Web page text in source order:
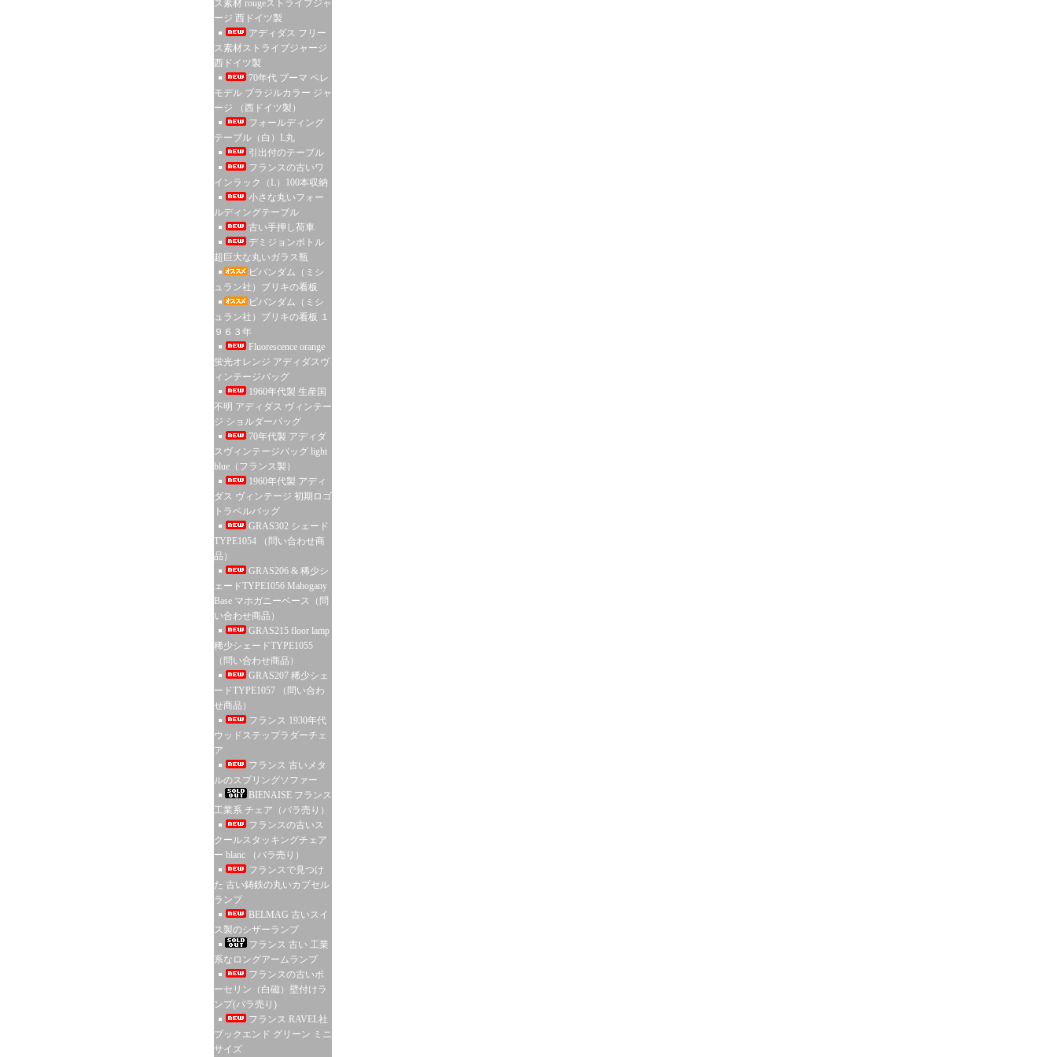
ス素材 rougeストライプジャ
ージ 西ドイツ製
アディダス フリー
ス素材ストライプジャージ
西ドイツ製
70年代 プーマ ペレ
モデル ブラジルカラー ジャ
ージ （西ドイツ製）
フォールディング
テーブル（白）L丸
引出付のテーブル
フランスの古いワ
インラック（L）100本収納
小さな丸いフォー
ルディングテーブル
古い手押し荷車
デミジョンボトル
超巨大な丸いガラス瓶
ビバンダム（ミシ
ュラン社）ブリキの看板
ビバンダム（ミシ
ュラン社）ブリキの看板 １
９６３年
Fluorescence orange
蛍光オレンジ アディダスヴ
ィンテージバッグ
1960年代製 生産国
不明 アディダス ヴィンテー
ジ ショルダーバッグ
70年代製 アディダ
スヴィンテージバッグ light
blue（フランス製）
1960年代製 アディ
ダス ヴィンテージ 初期ロゴ
トラベルバッグ
GRAS302 シェード
TYPE1054 （問い合わせ商
品）
GRAS206 & 稀少シ
ェードTYPE1056 Mahogany
Base マホガニーベース（問
い合わせ商品）
GRAS215 floor lamp
稀少シェードTYPE1055
（問い合わせ商品）
GRAS207 稀少シェ
ードTYPE1057 （問い合わ
せ商品）
フランス 1930年代
ウッドステップラダーチェ
ア
フランス 古いメタ
ルのスプリングソファー
BIENAISE フランス
工業系 チェア（バラ売り）
フランスの古いス
クールスタッキングチェア
ー blanc （バラ売り）
フランスで見つけ
た 古い鋳鉄の丸いカプセル
ランプ
BELMAG 古いスイ
ス製のシザーランプ
フランス 古い 工業
系なロングアームランプ
フランスの古いポ
ーセリン（白磁）壁付けラ
ンプ(バラ売り)
フランス RAVEL社
ブックエンド グリーン ミニ
サイズ